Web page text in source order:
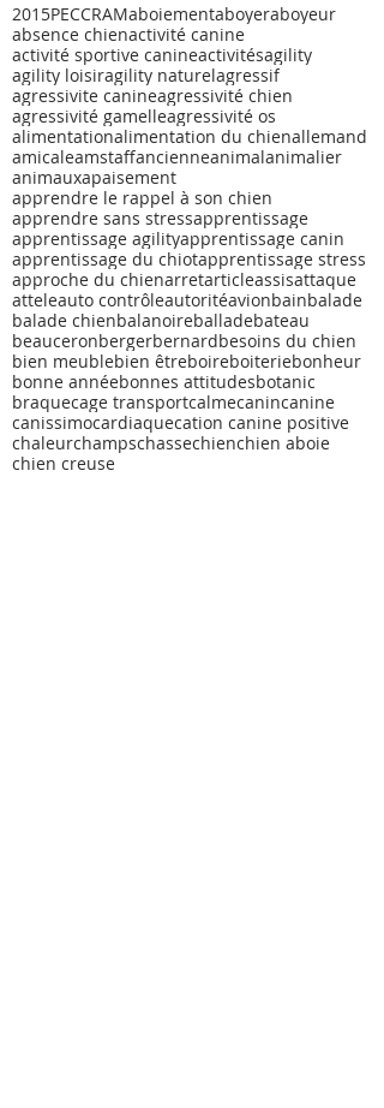
2015PECCRAMaboiementaboyeraboyeur
absence chienactivité canine
activité sportive canineactivitésagility
agility loisiragility naturelagressif
agressivite canineagressivité chien
agressivité gamelleagressivité os
alimentationalimentation du chienallemand
amicaleamstaffancienneanimalanimalier
animauxapaisement
apprendre le rappel à son chien
apprendre sans stressapprentissage
apprentissage agilityapprentissage canin
apprentissage du chiotapprentissage stress
approche du chienarretarticleassisattaque
atteleauto contrôleautoritéavionbainbalade
balade chienbalanoireballadebateau
beauceronbergerbernardbesoins du chien
bien meublebien êtreboireboiteriebonheur
bonne annéebonnes attitudesbotanic
braquecage transportcalmecanincanine
canissimocardiaquecation canine positive
chaleurchampschassechienchien aboie
chien creuse